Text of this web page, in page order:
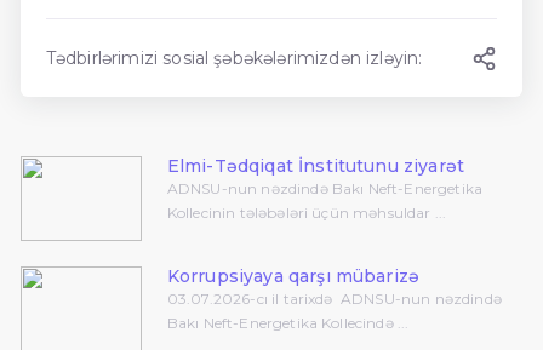
Tədbirlərimizi sosial şəbəkələrimizdən izləyin:
Elmi-Tədqiqat İnstitutunu ziyarət
ADNSU-nun nəzdində Bakı Neft-Energetika
Kollecinin tələbələri üçün məhsuldar ...
Korrupsiyaya qarşı mübarizə
03.07.2026-cı il tarixdə ADNSU-nun nəzdində
Bakı Neft-Energetika Kollecində ...